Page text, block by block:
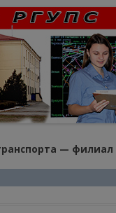
— филиал